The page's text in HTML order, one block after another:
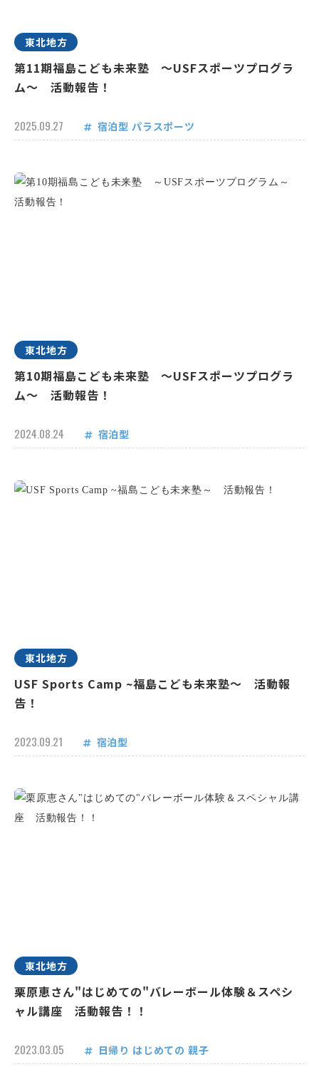
東北地方
第11期福島こども未来塾 ～USFスポーツプログラ
ム～ 活動報告！
2025.09.27 宿泊型 パラスポーツ
東北地方
第10期福島こども未来塾 ～USFスポーツプログラ
ム～ 活動報告！
2024.08.24 宿泊型
東北地方
USF Sports Camp ~福島こども未来塾～ 活動報
告！
2023.09.21 宿泊型
東北地方
栗原恵さん"はじめての"バレーボール体験＆スペシ
ャル講座 活動報告！！
2023.03.05 日帰り はじめての 親子